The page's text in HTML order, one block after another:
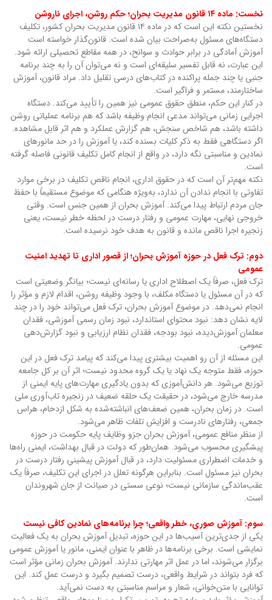
نخست: ماده ۱۴ قانون مدیریت بحران؛ حکم روشن، اجرای ناروشن
نخستین نکته این است که در ماده ۱۴ قانون مدیریت بحران کشور، تکلیف
دستگاه‌های مسئول به‌صراحت بیان شده است. قانون‌گذار خواسته است
آموزش آمادگی در برابر حوادث و سوانح، در همه مقاطع تحصیلی ارائه شود.
این عبارت، نه قابل تفسیر سلیقه‌ای است و نه می‌توان آن را به چند برنامه
جنبی یا چند جمله پراکنده در کتاب‌های درسی تقلیل داد. مراد قانون، آموزش
ساختارمند، مستمر و فراگیر است.
در کنار این حکم، منطق حقوق عمومی نیز همین را تأیید می‌کند. دستگاه
اجرایی زمانی می‌تواند مدعی انجام وظیفه باشد که هم برنامه عملیاتی روشن
داشته باشد، هم شاخص سنجش، هم گزارش عملکرد و هم اثر قابل مشاهده.
اگر دستگاهی فقط به ذکر کلیات بسنده کند، یا آموزش را در حد مانورهای
نمادین و مناسبتی نگه دارد، در واقع از انجام کامل تکلیف قانونی فاصله گرفته
است.
نکته مهم‌تر آن است که در حقوق اداری، انجام ناقص تکلیف در برخی موارد
تفاوتی با انجام ندادن آن ندارد، به‌ویژه هنگامی که موضوع مستقیماً با حفظ
جان مردم ارتباط پیدا می‌کند. آموزش بحران از همین جنس است. وقتی
خروجی نهایی، مهارت عمومی و رفتار درست در لحظه خطر نیست، یعنی
زنجیره اجرا ناقص مانده و قانون به هدف خود نرسیده است.
دوم: ترک فعل در حوزه آموزش بحران؛ از قصور اداری تا تهدید امنیت
عمومی
ترک فعل، صرفاً یک اصطلاح اداری یا رسانه‌ای نیست؛ بیانگر وضعیتی است
که در آن مسئول یا دستگاه مکلف، با وجود وظیفه روشن، اقدام لازم و مؤثر را
انجام نمی‌دهد. در موضوع آموزش بحران، ترک فعل می‌تواند خود را در چند
لایه نشان دهد: نبود محتوای استاندارد، نبود زمان رسمی آموزشی، فقدان
معلمان آموزش‌دیده، نبود بودجه، فقدان نظام ارزیابی و نبود گزارش‌دهی
عمومی.
این مسئله از آن رو اهمیت بیشتری پیدا می‌کند که پیامد ترک فعل در این
حوزه، فقط متوجه یک نهاد یا یک گروه محدود نیست؛ اثر آن بر کل جامعه
توزیع می‌شود. هر دانش‌آموزی که بدون یادگیری مهارت‌های پایه ایمنی از
مدرسه خارج می‌شود، در حقیقت یک حلقه ضعیف در زنجیره تاب‌آوری ملی
است. در زمان بحران، همین ضعف‌های انباشته‌شده به شکل ازدحام، هراس
جمعی، رفتارهای نادرست و افزایش تلفات ظاهر می‌شود.
از منظر منافع عمومی، آموزش بحران جزو وظایف پایه حکومت در حوزه
پیشگیری محسوب می‌شود. همان‌طور که دولت در قبال بهداشت، ایمنی راه‌ها
و خدمات اضطراری مسئولیت دارد، در قبال آموزش پیشینیِ رفتار درست در
بحران نیز مسئول است. بنابراین هرگونه تعلل در اجرای این تکلیف، صرفاً یک
عقب‌ماندگی سازمانی نیست؛ نوعی سستی در صیانت از جان شهروندان
است.
سوم: آموزش صوری، خطر واقعی؛ چرا برنامه‌های نمادین کافی نیست
یکی از جدی‌ترین آسیب‌ها در این حوزه، تبدیل آموزش بحران به یک فعالیت
نمایشی است. برخی برنامه‌ها در ظاهر با عنوان ایمنی، مانور یا آموزش عمومی
برگزار می‌شوند، اما در عمل اثر مهارتی ندارند. آموزش بحران زمانی مؤثر است
که فرد بتواند در شرایط واقعی، درست تصمیم بگیرد و درست عمل کند. این
توانایی با متن‌خوانی، شعار و مراسم مناسبتی به دست نمی‌آید.